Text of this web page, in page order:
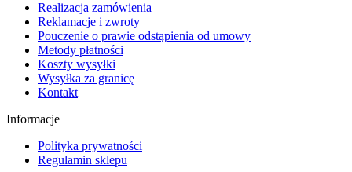
Realizacja zamówienia
Reklamacje i zwroty
Pouczenie o prawie odstąpienia od umowy
Metody płatności
Koszty wysyłki
Wysyłka za granicę
Kontakt
Informacje
Polityka prywatności
Regulamin sklepu